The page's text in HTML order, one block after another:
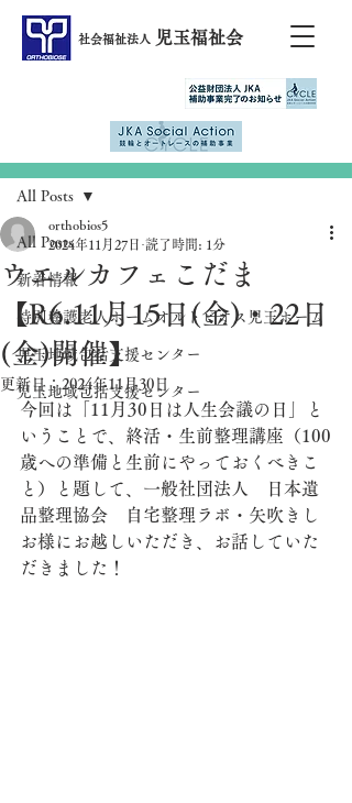
社会福祉法人 児玉福祉会
All Posts
新着情報
特別養護老人ホームオルトビオス児玉ホーム
児玉地域包括支援センター
児玉地域包括支援センター
All Posts
ウエルカフェこだま
【R6.11月15日(金)・22日
(金)開催】
orthobios5
2024年11月27日 読了時間: 1分
更新日：2024年11月30日
今回は「11月30日は人生会議の日」と
いうことで、終活・生前整理講座（100
歳への準備と生前にやっておくべきこ
と）と題して、一般社団法人　日本遺
品整理協会　自宅整理ラボ・矢吹きし
お様にお越しいただき、お話していた
だきました！